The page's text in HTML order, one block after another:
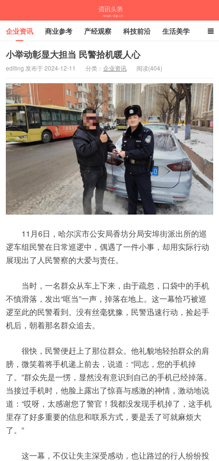
企业资讯 商业参考 产经观察 科技前沿 生活美学
时尚潮流 母婴亲子 专栏
小举动彰显大担当 民警拾机暖人心
editing 发布于 2024-12-11 分类： 企业资讯 阅读(404)
11月6日，哈尔滨市公安局香坊分局安埠街派出所的巡
逻车组民警在日常巡逻中，偶遇了一件小事，却用实际行动
展现出了人民警察的大爱与责任。
当时，一名群众从车上下来，由于疏忽，口袋中的手机
不慎滑落，发出“哐当”一声，掉落在地上。这一幕恰巧被巡
逻至此的民警看到。没有丝毫犹豫，民警迅速行动，捡起手
机后，朝着那名群众追去。
很快，民警便赶上了那位群众。他礼貌地轻拍群众的肩
膀，微笑着将手机递上前去，说道：“同志，您的手机掉
了。”群众先是一愣，显然没有意识到自己的手机已经掉落。
当接过手机时，他脸上露出了惊喜与感激的神情，激动地说
道：“哎呀，太感谢您了警官！我都没发现手机掉了，这手机
里存了好多重要的信息和联系方式，要是丢了可就麻烦大
了。”
这一幕，不仅让失主深受感动，也让路过的行人纷纷投